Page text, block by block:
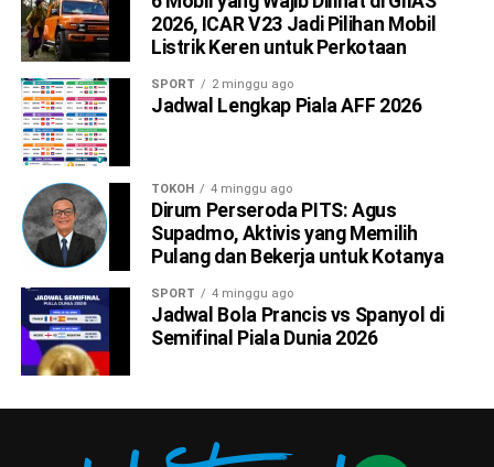
2026, ICAR V23 Jadi Pilihan Mobil
Listrik Keren untuk Perkotaan
SPORT 2 minggu ago
Jadwal Lengkap Piala AFF 2026
TOKOH 4 minggu ago
Dirum Perseroda PITS: Agus
Supadmo, Aktivis yang Memilih
Pulang dan Bekerja untuk Kotanya
SPORT 4 minggu ago
Jadwal Bola Prancis vs Spanyol di
Semifinal Piala Dunia 2026